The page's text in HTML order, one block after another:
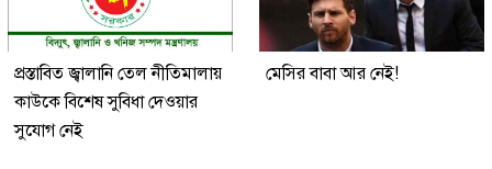
প্রস্তাবিত জ্বালানি তেল নীতিমালায়
কাউকে বিশেষ সুবিধা দেওয়ার
সুযোগ নেই
মেসির বাবা আর নেই!